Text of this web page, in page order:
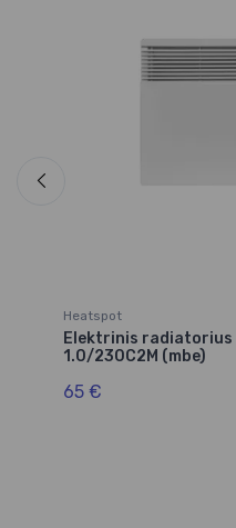
Heatspot
Elektrinis radiatorius
1.0/230C2M (mbe)
65 €